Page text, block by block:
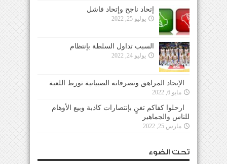
إتحاد ناجح وإتحاد فاشل
يوليو 25, 2022
السبب تداول السلطة بإنتظام
يوليو 24, 2022
الإتحاد المراهق وتصرفاته الصبيانية تورط اللعبة
مايو 6, 2022
ارحلوا كفاكم تغنٍ بإنتصارات كاذبة وبيع الأوهام
للناس والجماهير
مارس 25, 2022
تحت الضوء